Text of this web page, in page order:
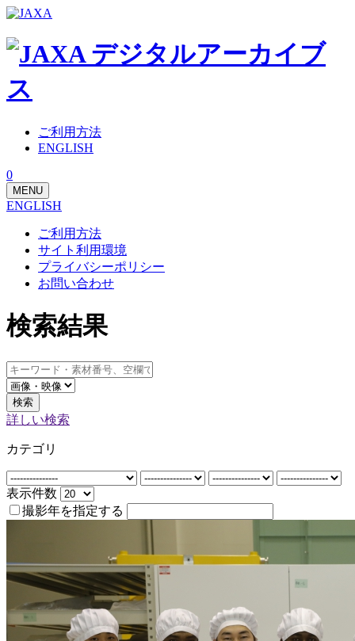
ご利用方法
ENGLISH
0
MENU
ENGLISH
ご利用方法
サイト利用環境
プライバシーポリシー
お問い合わせ
検索結果
検索
詳しい検索
カテゴリ
表示件数
撮影年を指定する